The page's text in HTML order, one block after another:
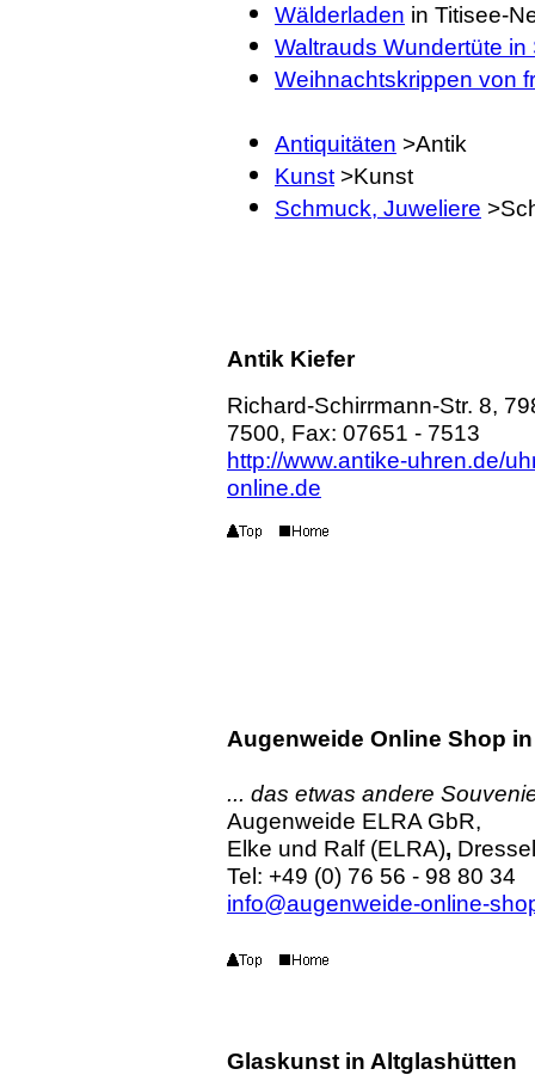
Wälderladen in Titisee-
Waltrauds Wundertüte
Weihnachtskrippen von
Antiquitäten >Antik
Kunst >Kunst
Schmuck, Juweliere
Antik Kiefer
Richard-Schirrmann-Str. 8,
7500, Fax: 07651 - 7513
http://www.antike-uhren.de/
online.de
Augenweide Online Shop
... das etwas andere
Augenweide ELRA GbR,
Elke und Ralf (ELRA),
Tel: +49 (0) 76 56 - 98 80 34
info@augenweide-online-
Glaskunst in Altglashütten